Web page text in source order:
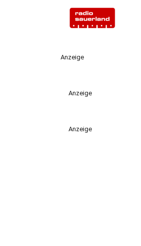
Anzeige
Anzeige
Anzeige